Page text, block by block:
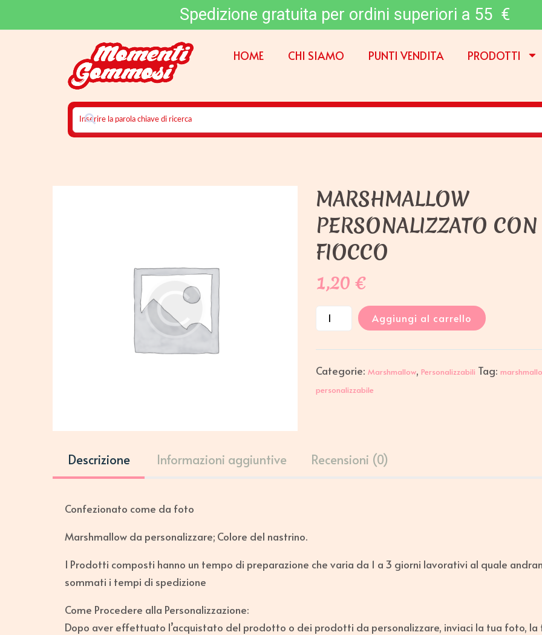
Spedizione gratuita per ordini superiori a 55 €
HOME CHI SIAMO PUNTI VENDITA PRODOTTI
MARSHMALLOW
PERSONALIZZATO CON
FIOCCO
1,20€
Aggiungi al carrello
Categorie: Marshmallow, Personalizzabili Tag:
personalizzabile
Descrizione Informazioni aggiuntive Recensioni (0)
Confezionato come da foto
Marshmallow da personalizzare; Colore del nastrino.
I Prodotti composti hanno un tempo di preparazione che varia da 1 a 3 giorni lavorativi al quale
sommati i tempi di spedizione
Come Procedere alla Personalizzazione:
Dopo aver effettuato l’acquistato del prodotto o dei prodotti da personalizzare, inviaci la tua foto, la